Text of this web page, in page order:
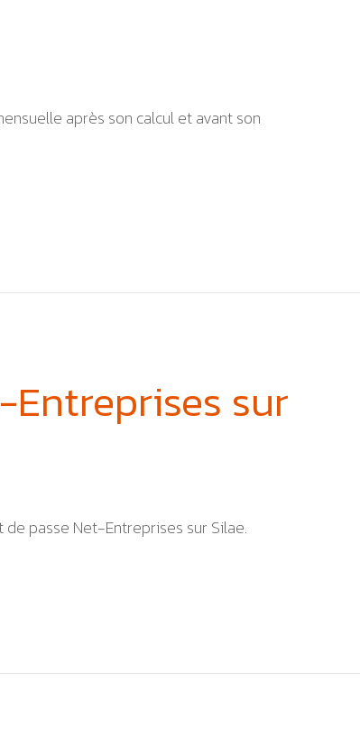
après son calcul et avant son
sur
passe Net-Entreprises sur Silae.